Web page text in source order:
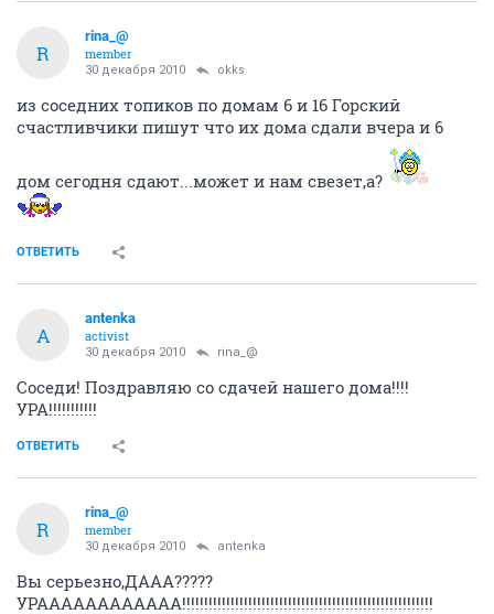
R
rina_@
member
30 декабря 2010 okks
из соседних топиков по домам 6 и 16 Горский
счастливчики пишут что их дома сдали вчера и 6
дом сегодня сдают...может и нам свезет,а?
ОТВЕТИТЬ
A
antenka
activist
30 декабря 2010 rina_@
Соседи! Поздравляю со сдачей нашего дома!!!!
УРА!!!!!!!!!!!
ОТВЕТИТЬ
R
rina_@
member
30 декабря 2010 antenka
Вы серьезно,ДААА?????
УРАААААААААААА!!!!!!!!!!!!!!!!!!!!!!!!!!!!!!!!!!!!!!!!!!!!!!!!!!!!!!!!!